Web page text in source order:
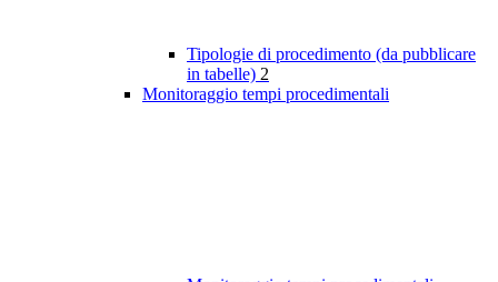
Tipologie di procedimento (da pubblicare
in tabelle) 2
Monitoraggio tempi procedimentali